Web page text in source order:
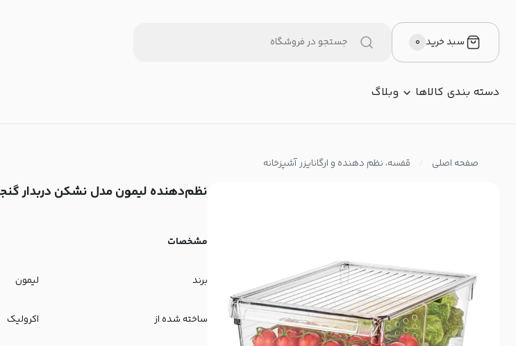
سبد خرید ۰
دسته بندی کالاها وبلاگ
صفحه اصلی قفسه، نظم دهنده و ارگانایزر آشپزخانه
نظم‌دهنده لیمون مدل نشکن دربدار گنجایش 5لیتر
مشخصات
برند لیمون
ساخته شده از اکرولیک